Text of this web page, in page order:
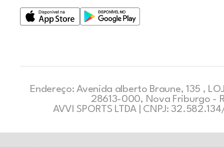
Endereço: Avenida alberto Braune, 135 ,
28613-000, Nova Friburgo -
AVVI SPORTS LTDA | CNPJ: